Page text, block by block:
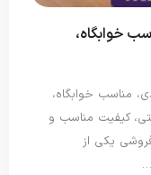
خوابگاه،
مناسب خوابگاه،
کیفیت مناسب و
یکی از